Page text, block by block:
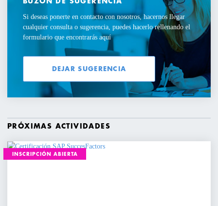
Si deseas ponerte en contacto con nosotros, hacernos llegar
cualquier consulta o sugerencia, puedes hacerlo rellenando el
formulario que encontrarás aquí
DEJAR SUGERENCIA
PRÓXIMAS ACTIVIDADES
INSCRIPCIÓN ABIERTA